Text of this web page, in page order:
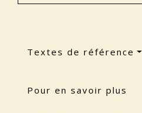
Textes de référence
Pour en savoir plus